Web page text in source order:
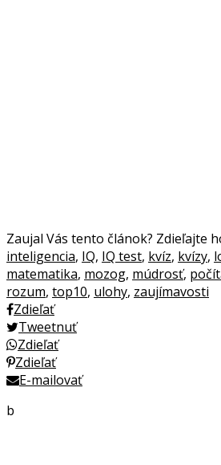
Zaujal Vás tento článok? Zdieľajte
inteligencia, IQ, IQ test, kvíz, kvízy,
matematika, mozog, múdrosť,
rozum, top10, ulohy, zaujímavosti
Zdieľať
Tweetnuť
Zdieľať
Zdieľať
E-mailovať
b